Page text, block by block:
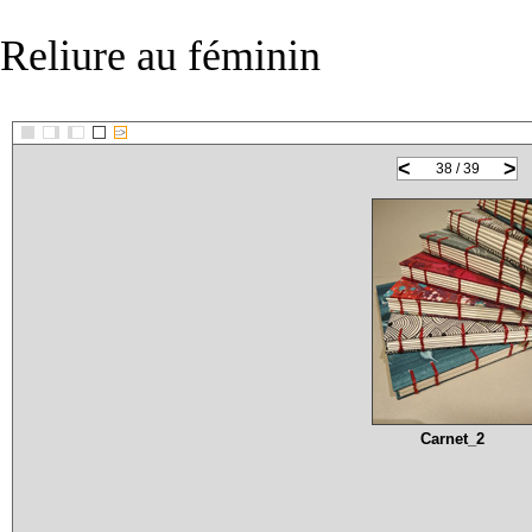
Reliure au féminin
::>
< >
38 / 39
Carnet_2